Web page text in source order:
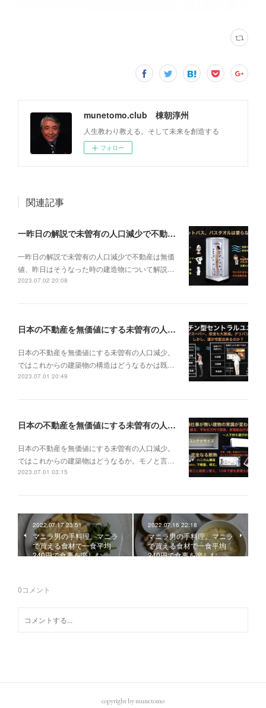
munetomo.club 棟朝淳州
人生教わり教える。そして未来を創造する
フォロー
関連記事
一昨日の解説で未曽有の人口減少で不動産は無価値、昨日はそうなった時の建造物について解説、今日からはその設備について解説をして行く。
一昨日の解説で未曽有の人口減少で不動産は無価
値、昨日はそうなった時の建造物について解説…
2023.07.02 20:08
日本の不動産を無価値にする未曽有の人口減少。ではこれからの建築物の構造はどうなるかは既に解説した。今はその内部の内容。その1
日本の不動産を無価値にする未曽有の人口減少。
ではこれからの建築物の構造はどうなるかは既…
2023.07.01 20:49
日本の不動産を無価値にする未曽有の人口減少。ではこれからの建築物はどうなるか。
日本の不動産を無価値にする未曽有の人口減少。
ではこれからの建築物はどうなるか。モノと言…
2023.07.01 03:15
2022.07.17 23:51
マニラ男の手料理。マニラ
で買える食材で一食平均
240円で食事を楽しむ。…
2022.07.16 22:18
マニラ男の手料理。マニラ
で買える食材で一食平均
240円で食事を楽しむ。…
0コメント
copyright by munetomo